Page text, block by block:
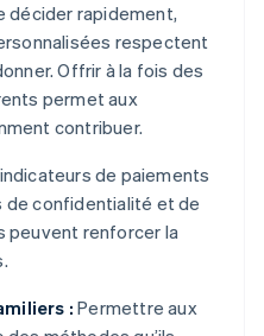
décider rapidement,
respectent
Offrir à la fois des
permet aux
contribuer.
de paiements
de confidentialité et de
peuvent renforcer la
:Permettre aux